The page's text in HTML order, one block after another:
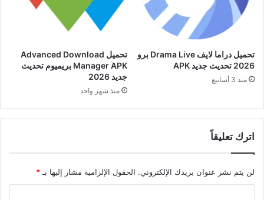
تحميل دراما لايف Drama Live برو
2026 تحديث جديد APK
منذ 3 أسابيع
تحميل Advanced Download
Manager APK بريميوم تحديث
جديد 2026
منذ شهر واحد
اترك تعليقاً
لن يتم نشر عنوان بريدك الإلكتروني. الحقول الإلزامية مشار إليها بـ *